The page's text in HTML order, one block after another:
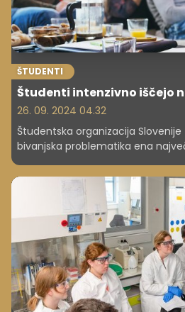
ŠTUDENTI
Študenti intenzivno iščejo
26. 09. 2024 04.32
Študentska organizacija
bivanjska problematika ena
šestina študentov biva v javnih
domovih. Polovica jih biva doma
tretjina pa jih išče stanovanje na